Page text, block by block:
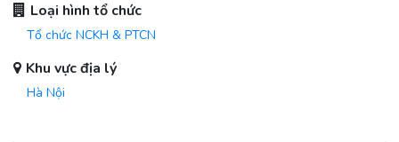
Loại hình tổ chức
Tổ chức NCKH & PTCN
Khu vực địa lý
Hà Nội